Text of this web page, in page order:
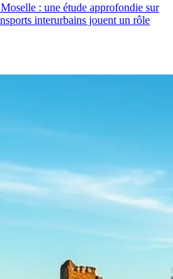
: une étude approfondie sur
interurbains jouent un rôle